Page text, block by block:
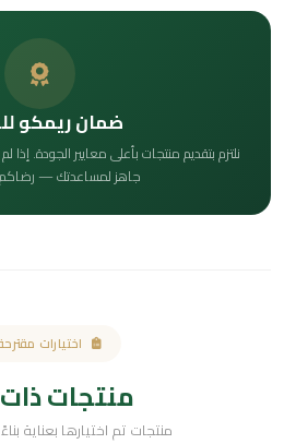
ضمان ريمكو
نلتزم بتقديم منتجات بأعلى معايير الجودة. إذا
جاهز لمساعدتك — رضاكم
اختيارات
منتجات
منتجات تم اختيارها بعناية